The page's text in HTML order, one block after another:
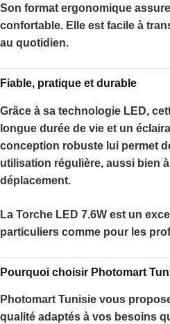
Son format ergonomique
confortable. Elle est facile à
au quotidien.
Fiable, pratique et durable
Grâce à sa technologie LED,
longue durée de vie et un
conception robuste lui permet
utilisation régulière, aussi bien à
déplacement.
La Torche LED 7.6W est un
particuliers comme pour les
Pourquoi choisir Photomart
Photomart Tunisie vous
qualité adaptés à vos besoins